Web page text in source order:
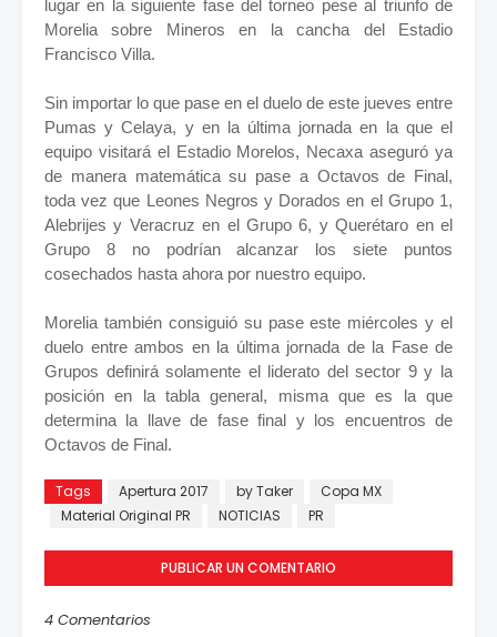
lugar en la siguiente fase del torneo pese al triunfo de
Morelia sobre Mineros en la cancha del Estadio
Francisco Villa.
Sin importar lo que pase en el duelo de este jueves entre
Pumas y Celaya, y en la última jornada en la que el
equipo visitará el Estadio Morelos, Necaxa aseguró ya
de manera matemática su pase a Octavos de Final,
toda vez que Leones Negros y Dorados en el Grupo 1,
Alebrijes y Veracruz en el Grupo 6, y Querétaro en el
Grupo 8 no podrían alcanzar los siete puntos
cosechados hasta ahora por nuestro equipo.
Morelia también consiguió su pase este miércoles y el
duelo entre ambos en la última jornada de la Fase de
Grupos definirá solamente el liderato del sector 9 y la
posición en la tabla general, misma que es la que
determina la llave de fase final y los encuentros de
Octavos de Final.
Tags Apertura 2017 by Taker
Copa MX
Material Original PR
NOTICIAS PR
PUBLICAR UN COMENTARIO
4 Comentarios